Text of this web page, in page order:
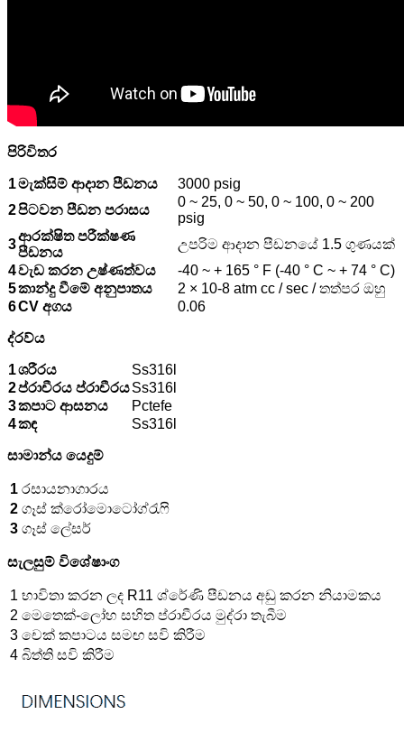
පිරිවිතර
1මැක්සිම් ආදාන පීඩනය
3000 psig
2පිටවන පීඩන පරාසය
0 ~ 25, 0 ~ 50, 0 ~ 100, 0 ~ 200
psig
3
ආරක්ෂිත පරීක්ෂණ
පීඩනය
උපරිම ආදාන පීඩනයේ 1.5 ගුණයක්
4වැඩ කරන උෂ්ණත්වය
-40 ~ + 165 ° F (-40 ° C ~ + 74 ° C)
5කාන්දු වීමේ අනුපාතය
2 × 10-8 atm cc / sec / තත්පර ඔහු
6CV අගය 0.06
ද්රව්ය
1ශරීරය
Ss316l
2ප්රාචීරය ප්රාචීරයSs316l
3කපාට ආසනය
Pctefe
4කඳ Ss316l
සාමාන්ය යෙදුම්
1 රසායනාගාරය
2 ගෑස් ක්රෝමොටෝග්රැෆි
3 ගෑස් ලේසර්
සැලසුම් විශේෂාංග
1 භාවිතා කරන ලද R11 ශ්රේණි පීඩනය අඩු කරන නියාමකය
2 මෙතෙක්-ලෝහ සහිත ප්රාචීරය මුද්රා තැබීම
3 චෙක් කපාටය සමඟ සවි කිරීම
4 බිත්ති සවි කිරීම